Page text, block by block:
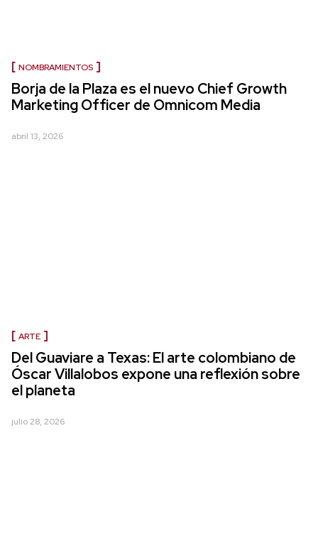
NOMBRAMIENTOS
Borja de la Plaza es el nuevo Chief Growth
Marketing Officer de Omnicom Media
abril 13, 2026
ARTE
Del Guaviare a Texas: El arte colombiano de
Óscar Villalobos expone una reflexión sobre
el planeta
julio 28, 2026